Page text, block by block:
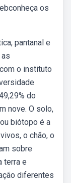
os
pantanal e
o instituto
do
nove. O solo,
biótopo é a
o chão, o
sobre
terra e
diferentes